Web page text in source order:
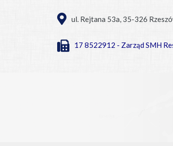
ul. Rejtana 53a, 35-326
17 8522912 - Zarząd SMH